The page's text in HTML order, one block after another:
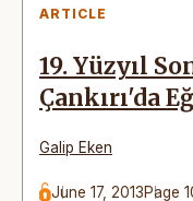
ARTICLE
19. Yüzyıl
Çankırı'da
Galip Eken
June 17, 2013Page